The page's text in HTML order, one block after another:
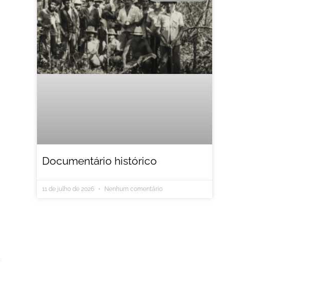
Documentário histórico
11 de julho de 2026 Nenhum comentário